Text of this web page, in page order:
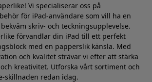
Vi specialiserar oss på
för iPad-användare som vill ha en
skriv- och teckningsupplevelse.
förvandlar din iPad till ett perfekt
med en papperslik känsla. Med
och kvalitet strävar vi efter att stärka
kreativitet. Utforska vårt sortiment och
skillnaden redan idag.